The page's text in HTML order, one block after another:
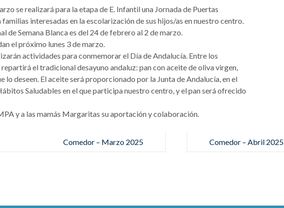
se realizará para la etapa de E. Infantil una Jornada de Puertas
interesadas en la escolarización de sus hijos/as en nuestro centro.
de Semana Blanca es del 24 de febrero al 2 de marzo.
el próximo lunes 3 de marzo.
actividades para conmemorar el Día de Andalucía. Entre los
el tradicional desayuno andaluz: pan con aceite de oliva virgen,
lo deseen. El aceite será proporcionado por la Junta de Andalucía, en el
Saludables en el que participa nuestro centro, y el pan será ofrecido
y a las mamás Margaritas su aportación y colaboración.
Comedor – Marzo 2025 Comedor – Abril 2025